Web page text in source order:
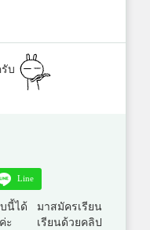
บ
Line
นี้ได้ มาสมัครเรียน
ค่ะ เรียนด้วยคลิป